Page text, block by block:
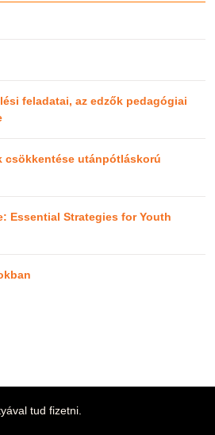
feladatai, az edzők pedagógiai
csökkentése utánpótláskorú
Essential Strategies for Youth
tud fizetni.